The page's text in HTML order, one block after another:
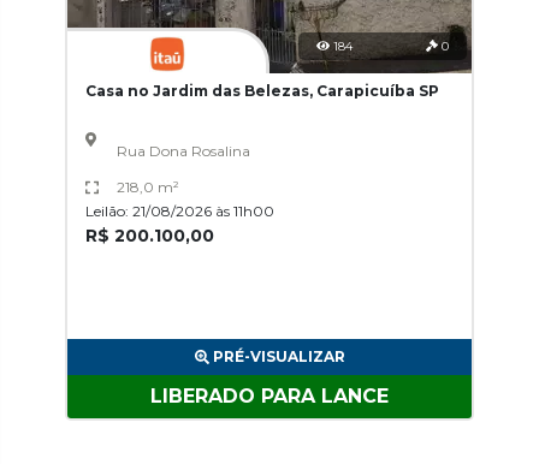
184 0
Casa no Jardim das Belezas, Carapicuíba SP
Rua Dona Rosalina
218,0 m²
Leilão: 21/08/2026 às 11h00
R$ 200.100,00
PRÉ-VISUALIZAR
LIBERADO PARA LANCE